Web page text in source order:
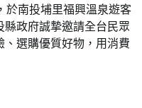
於南投埔里福興溫泉遊客
政府誠摯邀請全台民眾
選購優質好物，用消費